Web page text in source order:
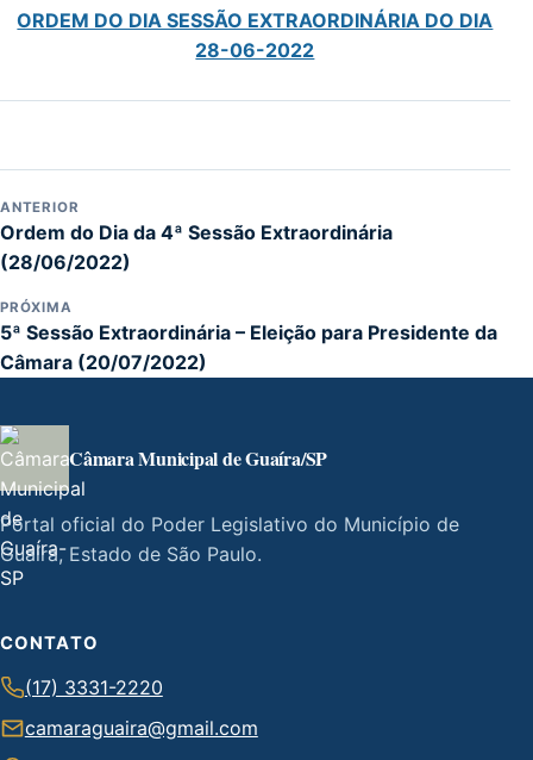
ORDEM DO DIA SESSÃO EXTRAORDINÁRIA DO DIA
28-06-2022
ANTERIOR
Ordem do Dia da 4ª Sessão Extraordinária
(28/06/2022)
PRÓXIMA
5ª Sessão Extraordinária – Eleição para Presidente da
Câmara (20/07/2022)
Câmara Municipal de Guaíra/SP
Portal oficial do Poder Legislativo do Município de
Guaíra, Estado de São Paulo.
CONTATO
(17) 3331-2220
camaraguaira@gmail.com